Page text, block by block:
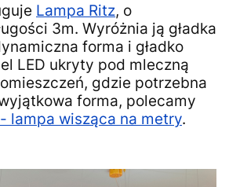
Lampa Ritz, o
3m. Wyróżnia ją gładka
forma i gładko
LED ukryty pod mleczną
gdzie potrzebna
forma, polecamy
lampa wisząca na metry.